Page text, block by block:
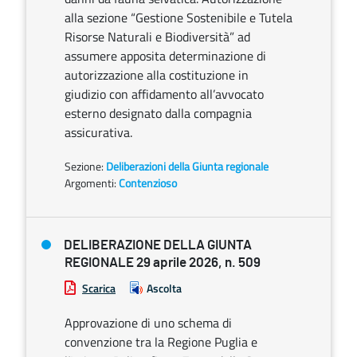
alla sezione “Gestione Sostenibile e Tutela
Risorse Naturali e Biodiversità” ad
assumere apposita determinazione di
autorizzazione alla costituzione in
giudizio con affidamento all’avvocato
esterno designato dalla compagnia
assicurativa.
Sezione: Deliberazioni della Giunta regionale
Argomenti:Contenzioso
DELIBERAZIONE DELLA GIUNTA
REGIONALE 29 aprile 2026, n. 509
Scarica Ascolta
Approvazione di uno schema di
convenzione tra la Regione Puglia e